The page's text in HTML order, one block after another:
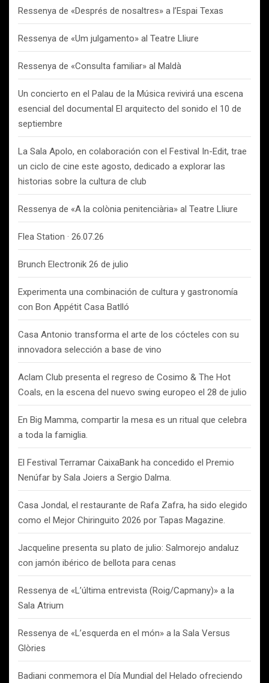
Ressenya de «Després de nosaltres» a l’Espai Texas
Ressenya de «Um julgamento» al Teatre Lliure
Ressenya de «Consulta familiar» al Maldà
Un concierto en el Palau de la Música revivirá una escena
esencial del documental El arquitecto del sonido el 10 de
septiembre
La Sala Apolo, en colaboración con el Festival In-Edit, trae
un ciclo de cine este agosto, dedicado a explorar las
historias sobre la cultura de club
Ressenya de «A la colònia penitenciària» al Teatre Lliure
Flea Station · 26.07.26
Brunch Electronik 26 de julio
Experimenta una combinación de cultura y gastronomía
con Bon Appétit Casa Batlló
Casa Antonio transforma el arte de los cócteles con su
innovadora selección a base de vino
Aclam Club presenta el regreso de Cosimo & The Hot
Coals, en la escena del nuevo swing europeo el 28 de julio
En Big Mamma, compartir la mesa es un ritual que celebra
a toda la famiglia.
El Festival Terramar CaixaBank ha concedido el Premio
Nenúfar by Sala Joiers a Sergio Dalma.
Casa Jondal, el restaurante de Rafa Zafra, ha sido elegido
como el Mejor Chiringuito 2026 por Tapas Magazine.
Jacqueline presenta su plato de julio: Salmorejo andaluz
con jamón ibérico de bellota para cenas
Ressenya de «L’última entrevista (Roig/Capmany)» a la
Sala Atrium
Ressenya de «L’esquerda en el món» a la Sala Versus
Glòries
Badiani conmemora el Día Mundial del Helado ofreciendo